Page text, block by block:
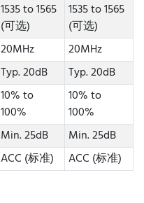
1535 to 1565
(可选)
1535 to 1565
(可选)
20MHz
20MHz
Typ. 20dB
Typ. 20dB
10% to
100%
10% to
100%
Min. 25dB
Min. 25dB
ACC (标准) ACC (标准)